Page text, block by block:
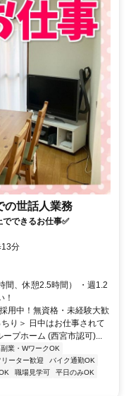
の世話人業務
できるお仕事✅
13分
間、休憩2.5時間） ・週1.2
！
用中！無資格・未経験大歓
り＞ 日中はお仕事されて
プホーム (西宮市認可)...
副業・WワークOK
リーター歓迎
バイク通勤OK
職場見学可
平日のみOK